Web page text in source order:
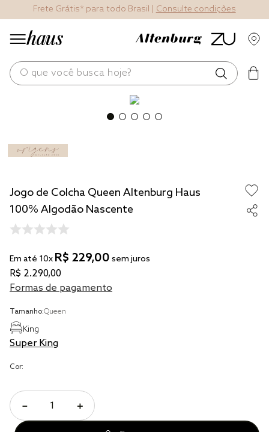
Frete Grátis* para todo Brasil | Consulte condições
O que você busca hoje?
Jogo de Colcha Queen Altenburg Haus
100% Algodão Nascente
Em até 10x R$ 229,00 sem juros
R$ 2.290,00
Formas de pagamento
Tamanho:Queen
King
Super King
Cor:
＋
－
edredom
jogos cama
travesseiro
tencel
cobre leito
jogo cama casal